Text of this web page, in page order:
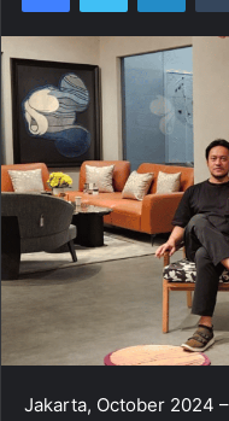
Jakarta, October 2024